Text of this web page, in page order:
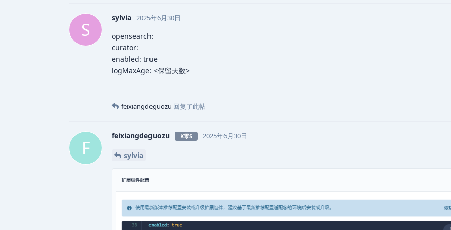
S
sylvia 2025年6月30日
opensearch:
curator:
enabled: true
logMaxAge: <保留天数>
feixiangdeguozu 回复了此帖
F
feixiangdeguozu K零S 2025年6月30日
sylvia